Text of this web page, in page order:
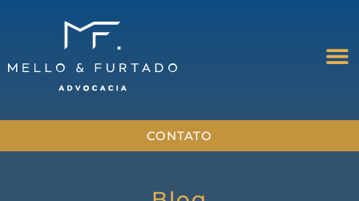
CONTATO